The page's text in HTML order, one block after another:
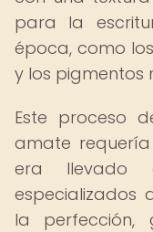
para la
época, como
y los pigmentos
Este proceso
amate
era llevado
especializados
la perfección,